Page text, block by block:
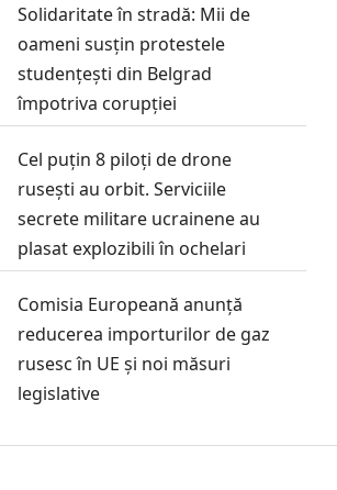
Solidaritate în stradă: Mii de
oameni susțin protestele
studențești din Belgrad
împotriva corupției
Cel puțin 8 piloți de drone
rusești au orbit. Serviciile
secrete militare ucrainene au
plasat explozibili în ochelari
Comisia Europeană anunță
reducerea importurilor de gaz
rusesc în UE și noi măsuri
legislative